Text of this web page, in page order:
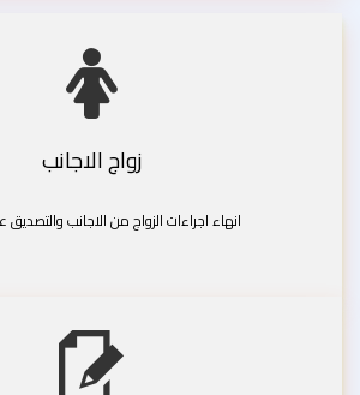
زواج الاجانب
انهاء اجراءات الزواج من الاجانب